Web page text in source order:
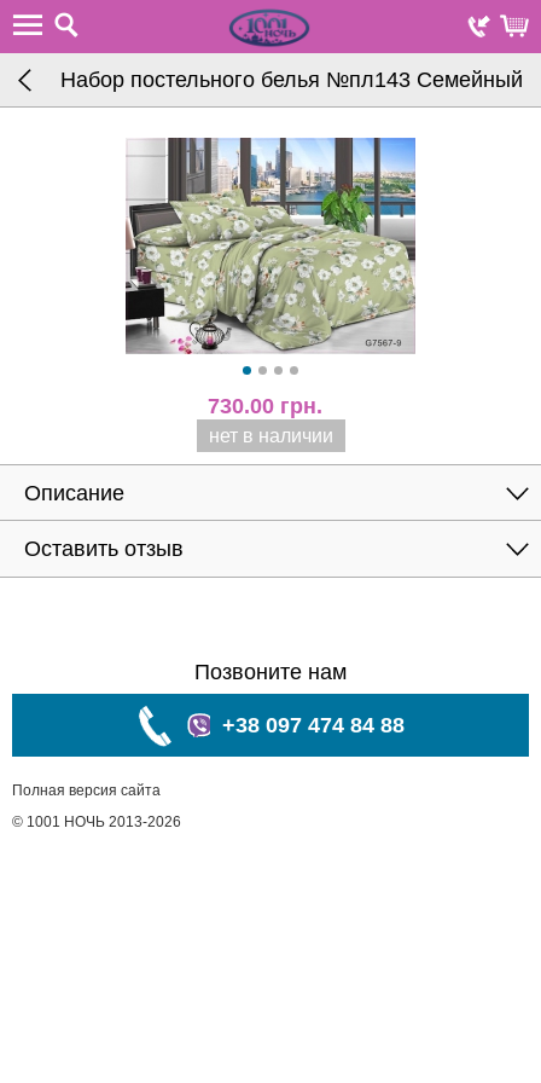
Набор постельного белья №пл143 Семейный
730.00 грн.
нет в наличии
Описание
Оставить отзыв
Позвоните нам
+38 097 474 84 88
Полная версия сайта
© 1001 НОЧЬ 2013-2026